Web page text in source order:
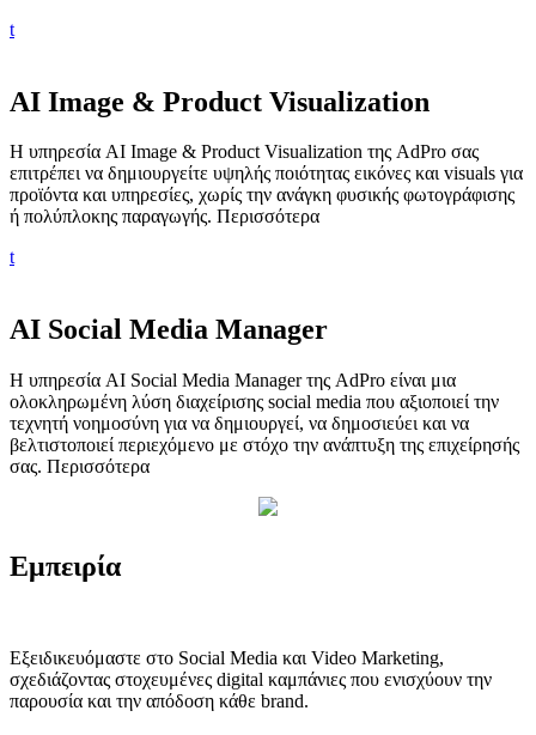
t
AI Image & Product Visualization
Η υπηρεσία AI Image & Product Visualization της AdPro σας
επιτρέπει να δημιουργείτε υψηλής ποιότητας εικόνες και visuals για
προϊόντα και υπηρεσίες, χωρίς την ανάγκη φυσικής φωτογράφισης
ή πολύπλοκης παραγωγής. Περισσότερα
t
AI Social Media Manager
Η υπηρεσία AI Social Media Manager της AdPro είναι μια
ολοκληρωμένη λύση διαχείρισης social media που αξιοποιεί την
τεχνητή νοημοσύνη για να δημιουργεί, να δημοσιεύει και να
βελτιστοποιεί περιεχόμενο με στόχο την ανάπτυξη της επιχείρησής
σας. Περισσότερα
Εμπειρία
Εξειδικευόμαστε στο Social Media και Video Marketing,
σχεδιάζοντας στοχευμένες digital καμπάνιες που ενισχύουν την
παρουσία και την απόδοση κάθε brand.